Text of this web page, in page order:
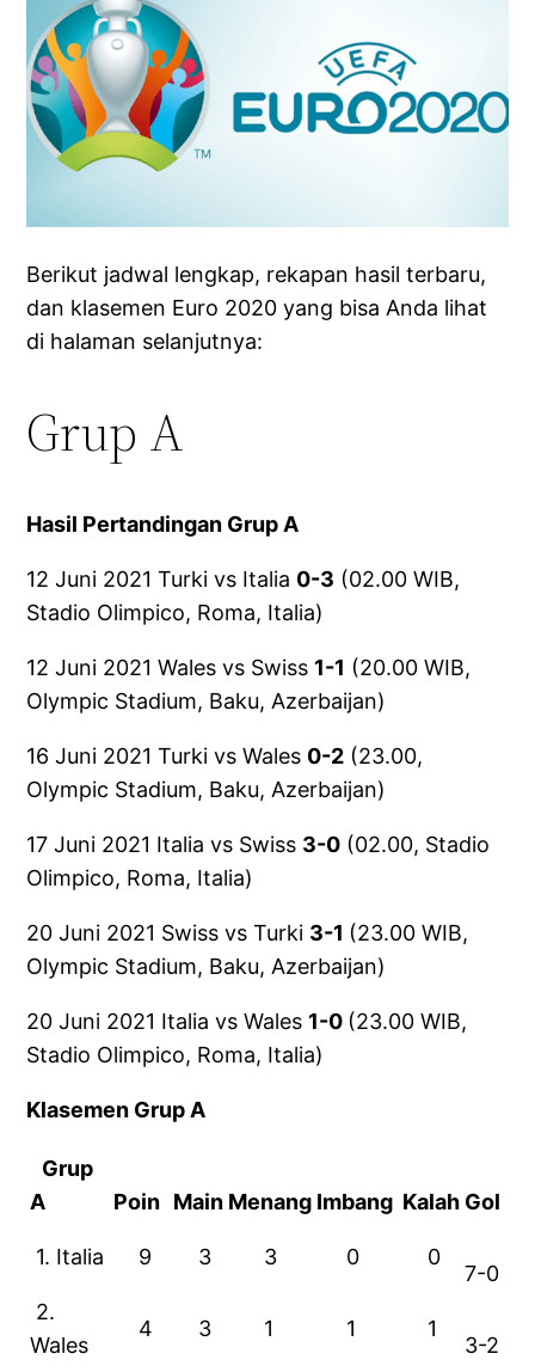
Berikut jadwal lengkap, rekapan hasil terbaru,
dan klasemen Euro 2020 yang bisa Anda lihat
di halaman selanjutnya:
Grup A
Hasil Pertandingan Grup A
12 Juni 2021 Turki vs Italia 0-3 (02.00 WIB,
Stadio Olimpico, Roma, Italia)
12 Juni 2021 Wales vs Swiss 1-1 (20.00 WIB,
Olympic Stadium, Baku, Azerbaijan)
16 Juni 2021 Turki vs Wales 0-2 (23.00,
Olympic Stadium, Baku, Azerbaijan)
17 Juni 2021 Italia vs Swiss 3-0 (02.00, Stadio
Olimpico, Roma, Italia)
20 Juni 2021 Swiss vs Turki 3-1 (23.00 WIB,
Olympic Stadium, Baku, Azerbaijan)
20 Juni 2021 Italia vs Wales 1-0 (23.00 WIB,
Stadio Olimpico, Roma, Italia)
Klasemen Grup A
Grup
A
Poin Main Menang Imbang Kalah Gol
1. Italia 9 3 3 0 0
7-0
2.
Wales
4 3 1 1 1
3-2